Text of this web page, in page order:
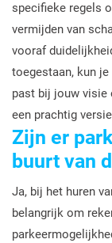
specifieke regels
vermijden van
vooraf
toegestaan, kun
past bij jouw visie
een prachtig
Zijn er
buurt van
Ja, bij het huren
belangrijk om